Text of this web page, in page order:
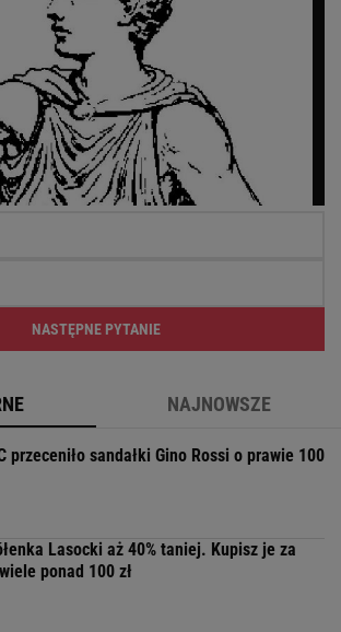
NASTĘPNE PYTANIE
NAJNOWSZE
przeceniło sandałki Gino Rossi o prawie 100
Lasocki aż 40% taniej. Kupisz je za
ponad 100 zł